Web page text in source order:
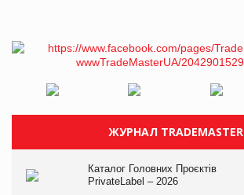
ЖУРНАЛ TRADEMASTER
Каталог Головних Проєктів
PrivateLabel – 2026